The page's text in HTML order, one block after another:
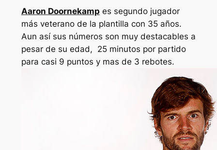
Aaron Doornekamp es segundo jugador
más veterano de la plantilla con 35 años.
Aun así sus números son muy destacables a
pesar de su edad, 25 minutos por partido
para casi 9 puntos y mas de 3 rebotes.